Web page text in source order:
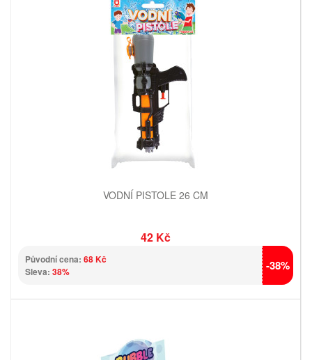
VODNÍ PISTOLE 26 CM
42 Kč
Původní cena: 68 Kč
Sleva: 38% -38%